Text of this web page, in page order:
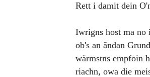
Rett i damit dein
Iwrigns host ma no
ob's an ãndan
wärmstns empfoin
riachn, owa die